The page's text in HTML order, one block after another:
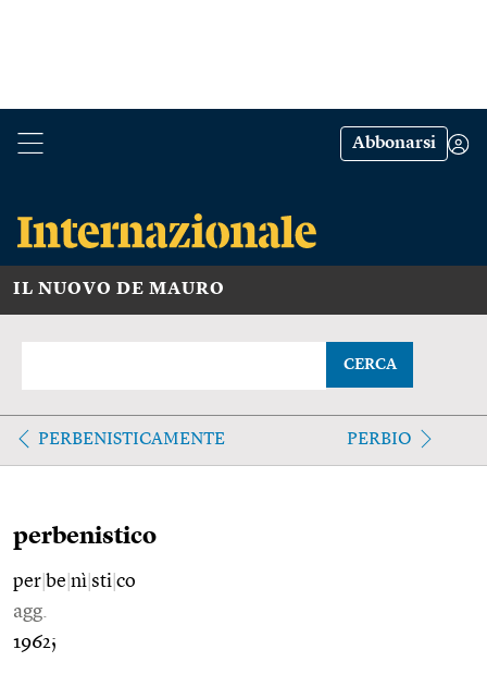
Abbonarsi
IL NUOVO DE MAURO
CERCA
PERBENISTICAMENTE PERBIO
perbenistico
per be nì sti co
agg.
1962;